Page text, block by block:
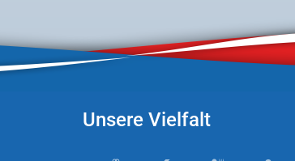
Unsere Vielfalt